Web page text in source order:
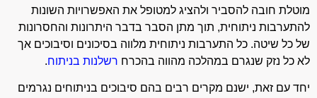
מוטלת חובה להסביר ולהציג למטופל את האפשרויות השונות
להתערבות ניתוחית, תוך מתן הסבר בדבר היתרונות והחסרונות
של כל שיטה. כל התערבות ניתוחית מלווה בסיכונים וסיבוכים אך
לא כל נזק שנגרם במהלכה מהווה בהכרח רשלנות בניתוח.
יחד עם זאת, ישנם מקרים רבים בהם סיבוכים בניתוחים נגרמים